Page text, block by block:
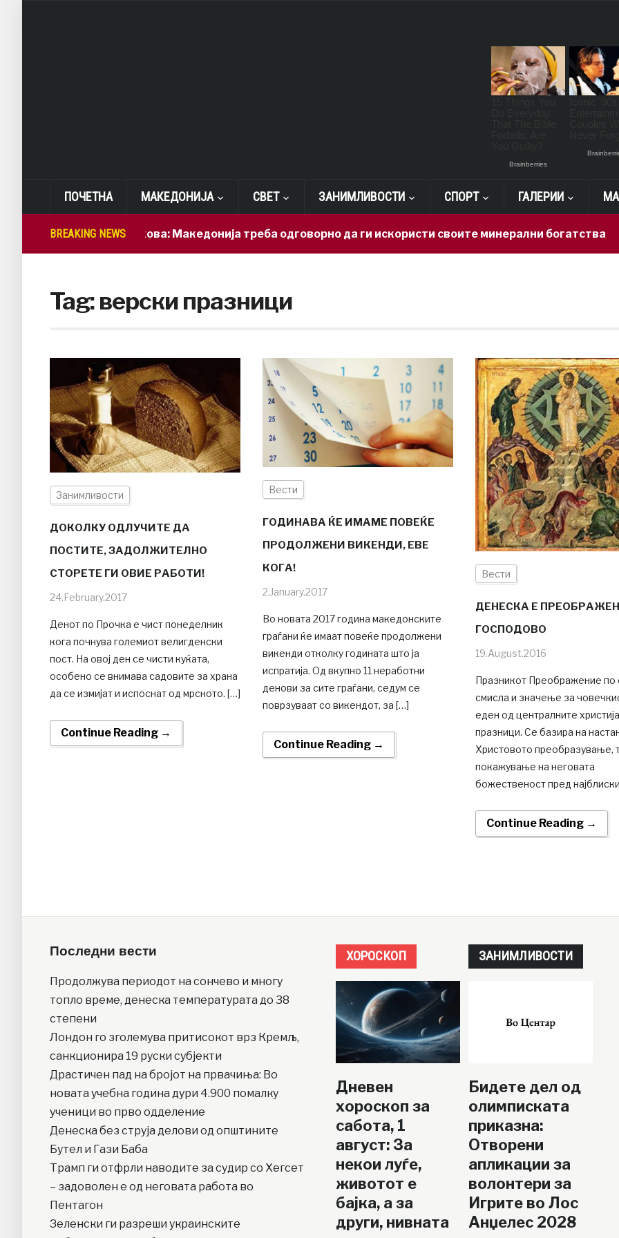
ПОЧЕТНА МАКЕДОНИЈА СВЕТ ЗАНИМЛИВОСТИ СПОРТ ГАЛЕРИИ
BREAKING NEWS
Лепиткова: Македонија треба одговорно да ги искористи своите минерални богатства
Tag:верски празници
Занимливости
ДОКОЛКУ ОДЛУЧИТЕ ДА
ПОСТИТЕ, ЗАДОЛЖИТЕЛНО
СТОРЕТЕ ГИ ОВИЕ РАБОТИ!
24.February.2017
Денот по Прочка е чист понеделник
кога почнува големиот велигденски
пост. На овој ден се чисти куќата,
особено се внимава садовите за храна
да се измијат и испоснат од мрсното. […]
Continue Reading →
Вести
ГОДИНАВА ЌЕ ИМАМЕ ПОВЕЌЕ
ПРОДОЛЖЕНИ ВИКЕНДИ, ЕВЕ
КОГА!
2.January.2017
Во новата 2017 година македонските
граѓани ќе имаат повеќе продолжени
викенди отколку годината што ја
испратија. Од вкупно 11 неработни
денови за сите граѓани, седум се
поврзуваат со викендот, за […]
Continue Reading →
Вести
ДЕНЕСКА Е
ГОСПОДОВО
19.August.2016
Празникот Преображение по
смисла и значење за
еден од централните
празници. Се базира на
Христовото преобразување,
покажување на неговата
божественост пред
Continue Reading →
Последни вести
Продолжува периодот на сончево и многу
топло време, денеска температурата до 38
степени
Лондон го зголемува притисокот врз Кремљ,
санкционира 19 руски субјекти
Драстичен пад на бројот на првачиња: Во
новата учебна година дури 4.900 помалку
ученици во прво одделение
Денеска без струја делови од општините
Бутел и Гази Баба
Трамп ги отфрли наводите за судир со Хегсет
– задоволен е од неговата работа во
Пентагон
Зеленски ги разреши украинските
ХОРОСКОП
Дневен
хороскоп за
сабота, 1
август: За
некои луѓе,
животот е
бајка, а за
други, нивната
ЗАНИМЛИВОСТИ
Бидете дел од
олимписката
приказна:
Отворени
апликации за
волонтери за
Игрите во Лос
Анџелес 2028